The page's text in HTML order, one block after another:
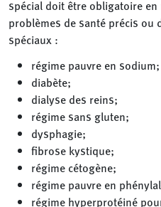
spécial doit être obligatoire en
problèmes de santé précis ou
spéciaux :
régime pauvre en sodium;
diabète;
dialyse des reins;
régime sans gluten;
dysphagie;
fibrose kystique;
régime cétogène;
régime pauvre en
régime hyperprotéiné